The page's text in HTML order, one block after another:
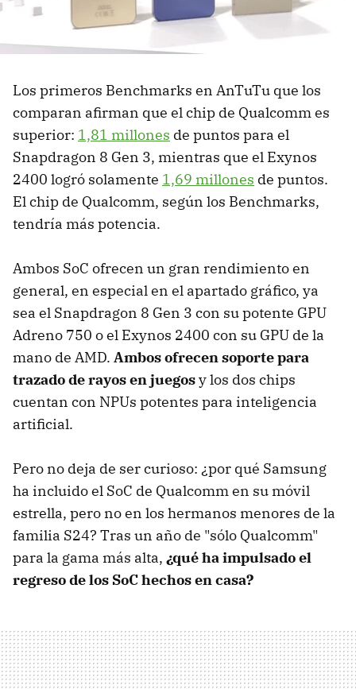
Los primeros Benchmarks en AnTuTu que los
comparan afirman que el chip de Qualcomm es
superior: 1,81 millones de puntos para el
Snapdragon 8 Gen 3, mientras que el Exynos
2400 logró solamente 1,69 millones de puntos.
El chip de Qualcomm, según los Benchmarks,
tendría más potencia.
Ambos SoC ofrecen un gran rendimiento en
general, en especial en el apartado gráfico, ya
sea el Snapdragon 8 Gen 3 con su potente GPU
Adreno 750 o el Exynos 2400 con su GPU de la
mano de AMD. Ambos ofrecen soporte para
trazado de rayos en juegosy los dos chips
cuentan con NPUs potentes para inteligencia
artificial.
Pero no deja de ser curioso: ¿por qué Samsung
ha incluido el SoC de Qualcomm en su móvil
estrella, pero no en los hermanos menores de la
familia S24? Tras un año de "sólo Qualcomm"
para la gama más alta, ¿qué ha impulsado el
regreso de los SoC hechos en casa?